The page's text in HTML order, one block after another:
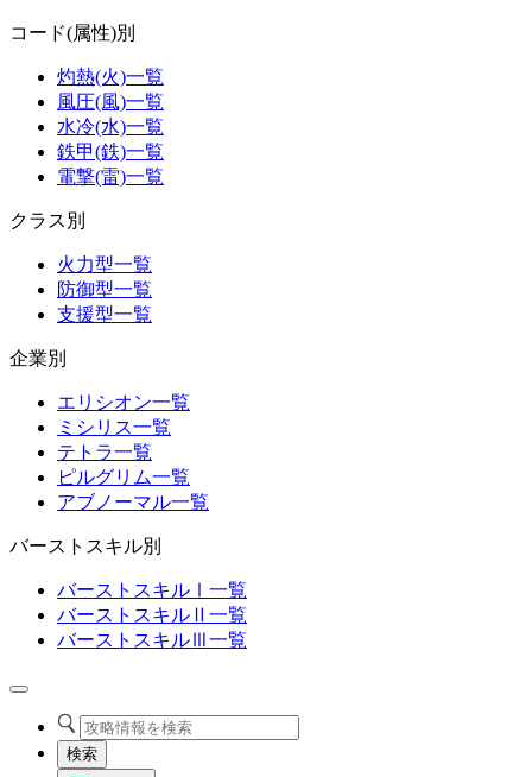
コード(属性)別
灼熱(火)一覧
風圧(風)一覧
水冷(水)一覧
鉄甲(鉄)一覧
電撃(雷)一覧
クラス別
火力型一覧
防御型一覧
支援型一覧
企業別
エリシオン一覧
ミシリス一覧
テトラ一覧
ピルグリム一覧
アブノーマル一覧
バーストスキル別
バーストスキルⅠ一覧
バーストスキルⅡ一覧
バーストスキルⅢ一覧
検索